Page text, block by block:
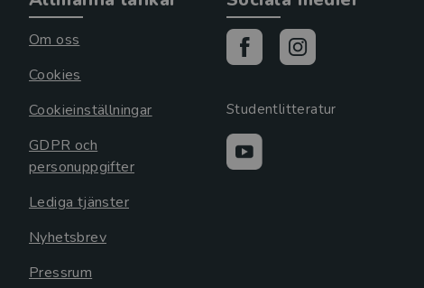
Om oss
Cookies
Cookieinställningar
GDPR och
personuppgifter
Lediga tjänster
Nyhetsbrev
Pressrum
Studentlitteratur